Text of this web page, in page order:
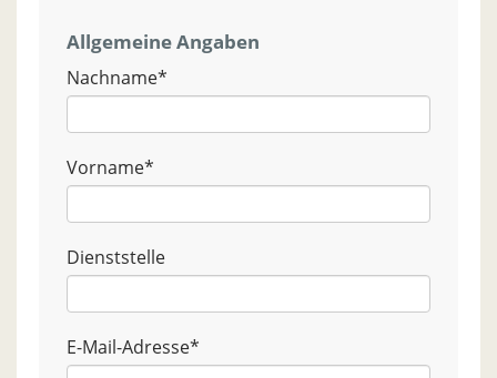
Allgemeine Angaben
Nachname*
Vorname*
Dienststelle
E-Mail-Adresse*